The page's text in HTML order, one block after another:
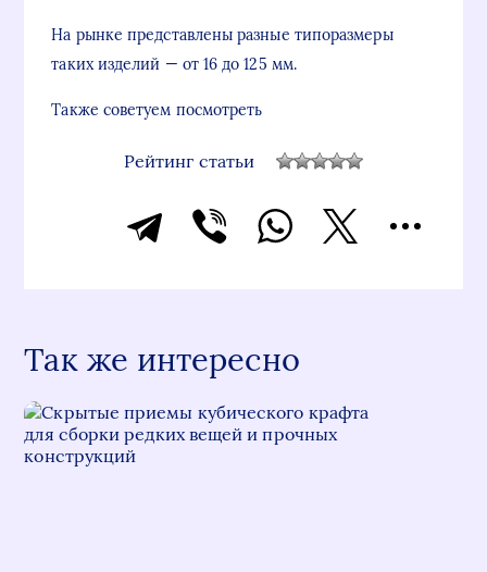
На рынке представлены разные типоразмеры
таких изделий — от 16 до 125 мм.
Также советуем посмотреть
Рейтинг статьи
Так же интересно